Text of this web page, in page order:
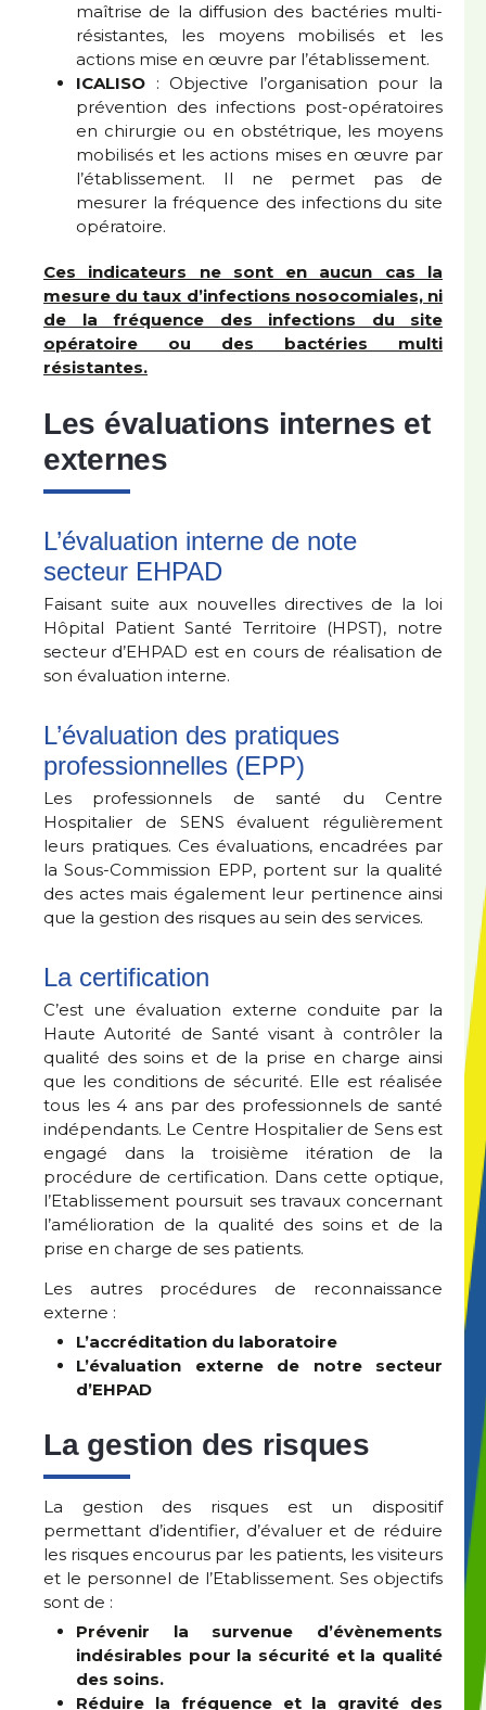
maîtrise de la diffusion des bactéries multi-
résistantes, les moyens mobilisés et les
actions mise en œuvre par l’établissement.
ICALISO : Objective l’organisation pour la
prévention des infections post-opératoires
en chirurgie ou en obstétrique, les moyens
mobilisés et les actions mises en œuvre par
l’établissement. Il ne permet pas de
mesurer la fréquence des infections du site
opératoire.
Ces indicateurs ne sont en aucun cas la
mesure du taux d’infections nosocomiales, ni
de la fréquence des infections du site
opératoire ou des bactéries multi
résistantes.
Les évaluations internes et
externes
L’évaluation interne de note
secteur EHPAD
Faisant suite aux nouvelles directives de la loi
Hôpital Patient Santé Territoire (HPST), notre
secteur d’EHPAD est en cours de réalisation de
son évaluation interne.
L’évaluation des pratiques
professionnelles (EPP)
Les professionnels de santé du Centre
Hospitalier de SENS évaluent régulièrement
leurs pratiques. Ces évaluations, encadrées par
la Sous-Commission EPP, portent sur la qualité
des actes mais également leur pertinence ainsi
que la gestion des risques au sein des services.
La certification
C’est une évaluation externe conduite par la
Haute Autorité de Santé visant à contrôler la
qualité des soins et de la prise en charge ainsi
que les conditions de sécurité. Elle est réalisée
tous les 4 ans par des professionnels de santé
indépendants. Le Centre Hospitalier de Sens est
engagé dans la troisième itération de la
procédure de certification. Dans cette optique,
l’Etablissement poursuit ses travaux concernant
l’amélioration de la qualité des soins et de la
prise en charge de ses patients.
Les autres procédures de reconnaissance
externe :
L’accréditation du laboratoire
L’évaluation externe de notre secteur
d’EHPAD
La gestion des risques
La gestion des risques est un dispositif
permettant d’identifier, d’évaluer et de réduire
les risques encourus par les patients, les visiteurs
et le personnel de l’Etablissement. Ses objectifs
sont de :
Prévenir la survenue d’évènements
indésirables pour la sécurité et la qualité
des soins.
Réduire la fréquence et la gravité des